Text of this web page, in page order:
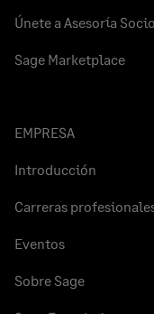
Únete a Asesoría
Sage Marketplace
EMPRESA
Introducción
Carreras
Eventos
Sobre Sage